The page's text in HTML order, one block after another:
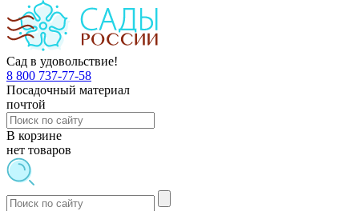
Сад в удовольствие!
8 800 737-77-58
Посадочный материал
почтой
В корзине
нет товаров